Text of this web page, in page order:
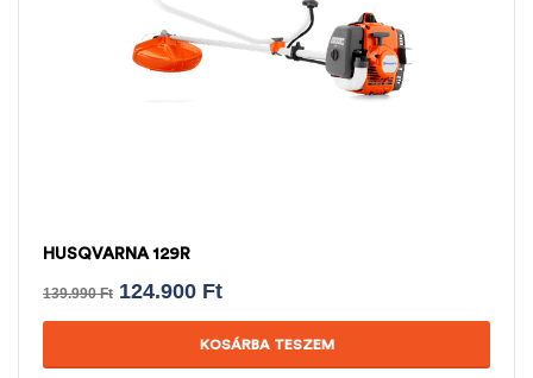
HUSQVARNA 129R
139.990Ft 124.900 Ft
KOSÁRBA TESZEM